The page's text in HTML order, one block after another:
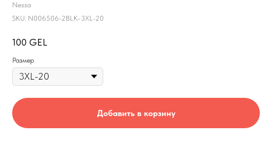
Nessa
SKU: N006506-2BLK-3XL-20
100 GEL
Размер
Добавить в корзину